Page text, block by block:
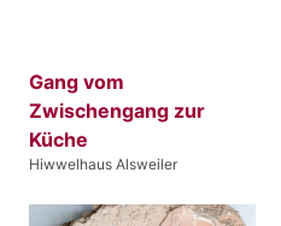
Gang vom
Zwischengang zur
Küche
Hiwwelhaus Alsweiler